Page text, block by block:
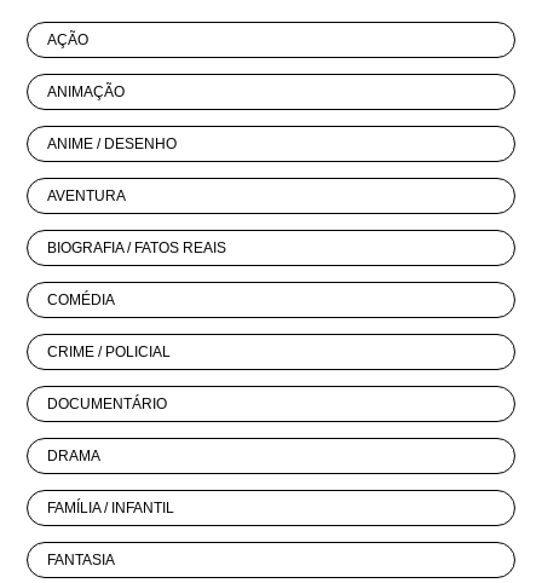
AÇÃO
ANIMAÇÃO
ANIME / DESENHO
AVENTURA
BIOGRAFIA / FATOS REAIS
COMÉDIA
CRIME / POLICIAL
DOCUMENTÁRIO
DRAMA
FAMÍLIA / INFANTIL
FANTASIA